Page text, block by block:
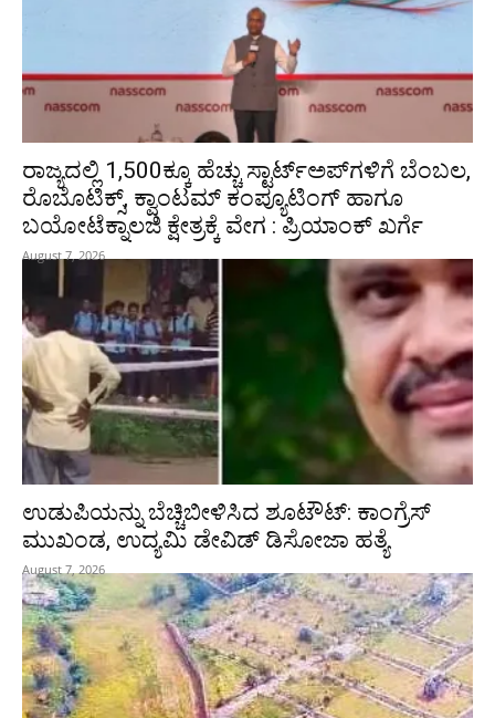
ರಾಜ್ಯದಲ್ಲಿ 1,500ಕ್ಕೂ ಹೆಚ್ಚು ಸ್ಟಾರ್ಟ್‌ಅಪ್‌ಗಳಿಗೆ ಬೆಂಬಲ,
ರೊಬೊಟಿಕ್ಸ್, ಕ್ವಾಂಟಮ್ ಕಂಪ್ಯೂಟಿಂಗ್ ಹಾಗೂ
ಬಯೋಟೆಕ್ನಾಲಜಿ ಕ್ಷೇತ್ರಕ್ಕೆ ವೇಗ : ಪ್ರಿಯಾಂಕ್‌ ಖರ್ಗೆ
August 7, 2026
ಉಡುಪಿಯನ್ನು ಬೆಚ್ಚಿಬೀಳಿಸಿದ ಶೂಟೌಟ್‌: ಕಾಂಗ್ರೆಸ್‌
ಮುಖಂಡ, ಉದ್ಯಮಿ ಡೇವಿಡ್ ಡಿಸೋಜಾ ಹತ್ಯೆ
August 7, 2026